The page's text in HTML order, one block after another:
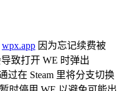
wpx.app 因为忘记续费被
致打开 WE 时弹出
过在 Steam 里将分支切换